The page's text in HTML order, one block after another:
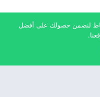
لنضمن حصولك على أفضل